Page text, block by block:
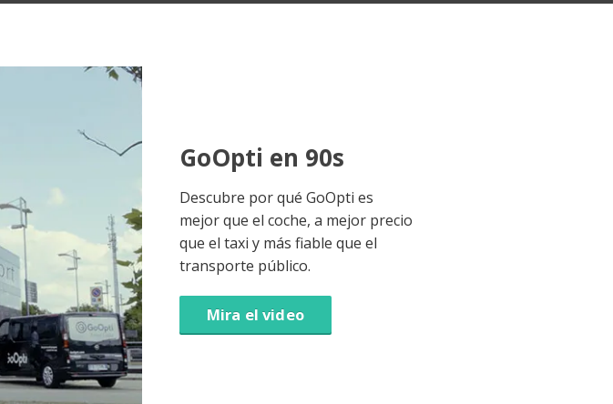
GoOpti en 90s
Descubre por qué GoOpti es
mejor que el coche, a mejor precio
que el taxi y más fiable que el
transporte público.
Mira el video